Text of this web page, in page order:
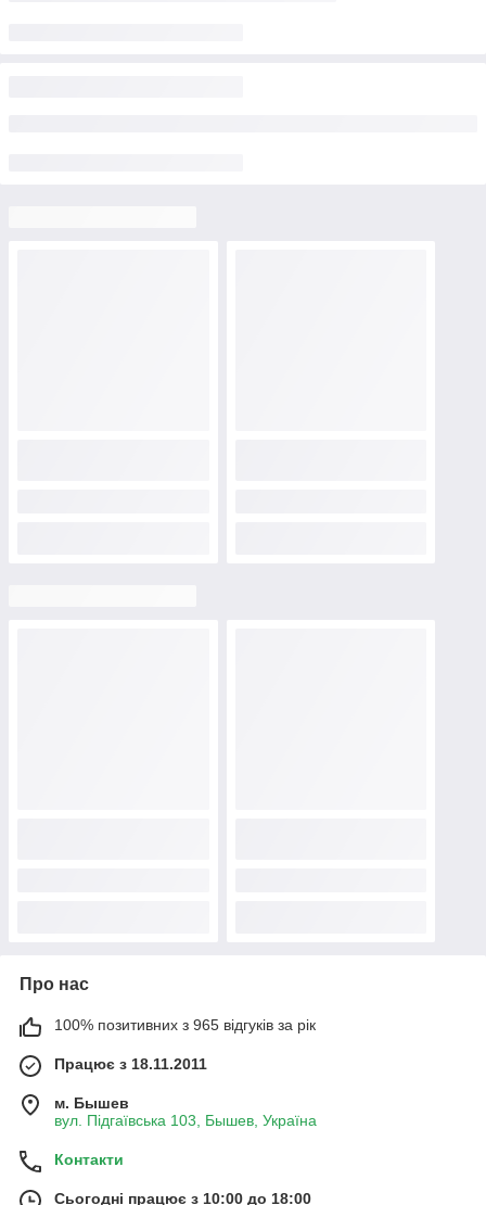
Про нас
100% позитивних з 965 відгуків за рік
Працює з 18.11.2011
м. Бышев
вул. Підгаївська 103, Бышев, Україна
Контакти
Сьогодні працює з 10:00 до 18:00